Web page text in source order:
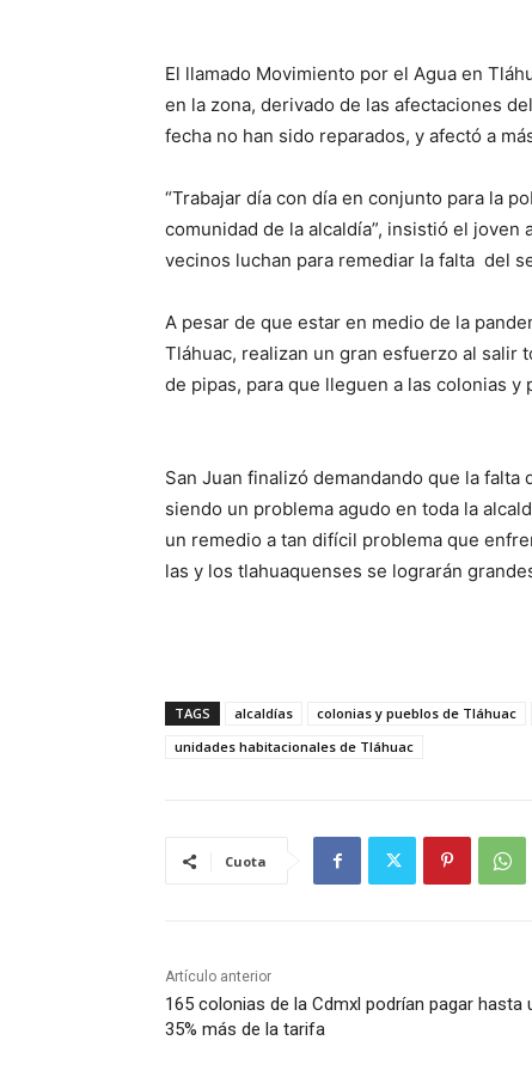
El llamado Movimiento por el Agua en
en la zona, derivado de las afectaciones
fecha no han sido reparados, y afectó a
“Trabajar día con día en conjunto para la
comunidad de la alcaldía”, insistió el
vecinos luchan para remediar la falta del
A pesar de que estar en medio de la
Tláhuac, realizan un gran esfuerzo al salir
de pipas, para que lleguen a las colonias y
San Juan finalizó demandando que la
siendo un problema agudo en toda la
un remedio a tan difícil problema que
las y los tlahuaquenses se lograrán
TAGS alcaldías colonias y pueblos de Tláhuac
unidades habitacionales de Tláhuac
Cuota
Artículo anterior
165 colonias de la Cdmxl podrían pagar hasta
35% más de la tarifa